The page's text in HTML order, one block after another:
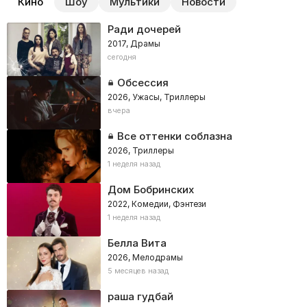
Ради дочерей
2017, Драмы
сегодня
Обсессия
2026, Ужасы, Триллеры
вчера
Все оттенки соблазна
2026, Триллеры
1 неделя назад
Дом Бобринских
2022, Комедии, Фэнтези
1 неделя назад
Белла Вита
2026, Мелодрамы
5 месяцев назад
раша гудбай